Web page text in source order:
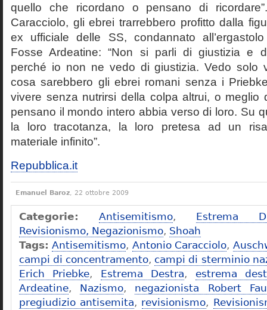
quello che ricordano o pensano di
Caracciolo, gli ebrei trarrebbero profitto dalla
ex ufficiale delle SS, condannato
Fosse Ardeatine: “Non si parli di giustizia e
perché io non ne vedo di giustizia. Vedo solo
cosa sarebbero gli ebrei romani senza i
vivere senza nutrirsi della colpa altrui, o meglio
pensano il mondo intero abbia verso di loro. Su
la loro tracotanza, la loro pretesa ad un
materiale infinito”.
Repubblica.it
Emanuel Baroz, 22 ottobre 2009
Categorie: Antisemitismo, Estrema
Revisionismo, Negazionismo, Shoah
Tags: Antisemitismo, Antonio Caracciolo,
campi di concentramento, campi di sterminio
Erich Priebke, Estrema Destra, estrema
Ardeatine, Nazismo, negazionista Robert
pregiudizio antisemita, revisionismo,